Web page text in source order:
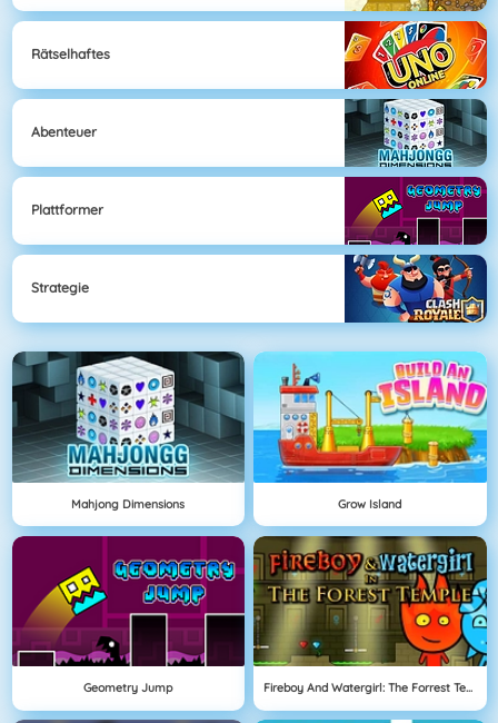
Rätselhaftes
Abenteuer
Plattformer
Strategie
Mahjong Dimensions Grow Island
Geometry Jump Fireboy And Watergirl: The Forrest Temple